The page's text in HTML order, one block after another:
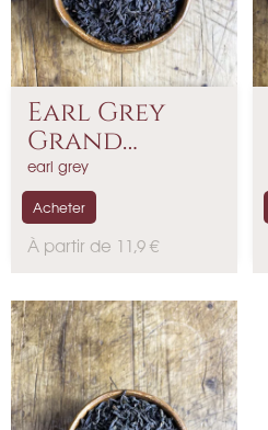
Earl Grey
Grand
Parfum Bio
earl grey
P
x
À partir de 11,9 €
Acheter